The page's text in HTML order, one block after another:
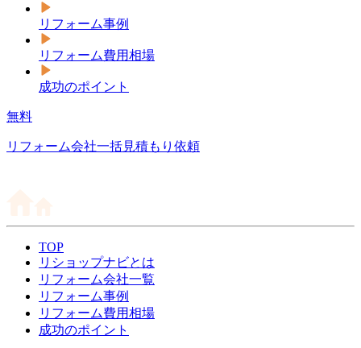
リフォーム事例
リフォーム費用相場
成功のポイント
無料
リフォーム会社一括見積もり依頼
TOP
リショップナビとは
リフォーム会社一覧
リフォーム事例
リフォーム費用相場
成功のポイント